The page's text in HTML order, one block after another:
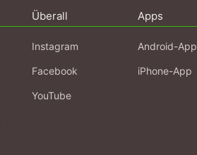
Überall
Instagram
Facebook
YouTube
Apps
Android-App
iPhone-App